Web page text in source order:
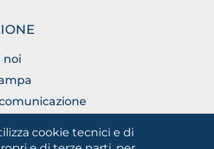
cookie tecnici e di
noi